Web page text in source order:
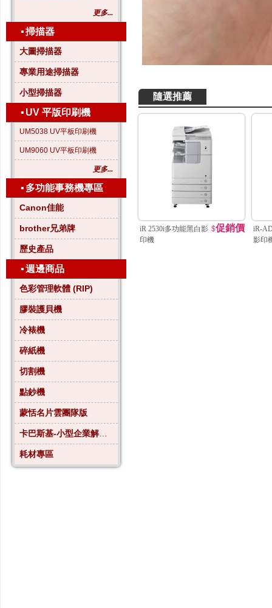
更多...
▪掃描器
大圖掃描器
專業用途掃描器
小型掃描器
▪ UV 平版印刷機
UM5038 UV平板印刷機
UM9060 UV平板印刷機
更多...
▪ 多功能事務機專區
Canon佳能
brother兄弟牌
歷史產品
▪週邊商品
色彩管理軟體 (RIP)
膠裝護貝機
冷裱機
碎紙機
切割機
點鈔機
蒙恬名片雲團隊版
卡巴斯基-小型企業解決方案4
耗材專區
隨選推薦
iR 2530i多功能黑白影
印機
$促銷價
iR-
影印